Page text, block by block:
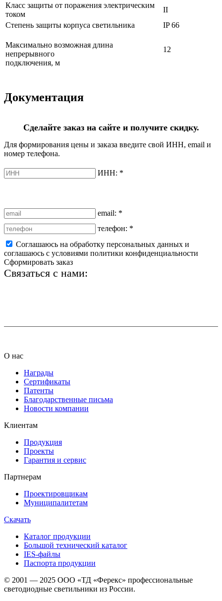
Класс защиты от поражения электрическим
током
II
Степень защиты корпуса светильника
IP 66
Максимально возможная длина
непрерывного
подключения, м
12
Документация
Сделайте заказ на сайте и получите скидку.
Для формирования цены и заказа введите свой ИНН, email и
номер телефона.
ИНН: *
email: *
телефон: *
Соглашаюсь на обработку персональных данных и
соглашаюсь с условиями политики конфиденциальности
Сформировать заказ
Связаться с нами:
О нас
Награды
Сертификаты
Патенты
Благодарственные письма
Новости компании
Клиентам
Продукция
Проекты
Гарантия и сервис
Партнерам
Проектировщикам
Муниципалитетам
Скачать
Каталог продукции
Большой технический каталог
IES-файлы
Паспорта продукции
© 2001 — 2025 ООО «ТД «Ферекс» профессиональные
светодиодные светильники из России.